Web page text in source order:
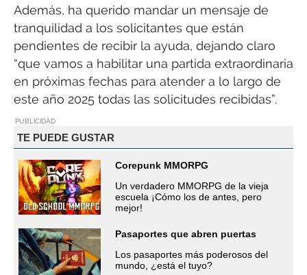
Además, ha querido mandar un mensaje de
tranquilidad a los solicitantes que están
pendientes de recibir la ayuda, dejando claro
“que vamos a habilitar una partida extraordinaria
en próximas fechas para atender a lo largo de
este año 2025 todas las solicitudes recibidas”.
PUBLICIDAD
TE PUEDE GUSTAR
Corepunk MMORPG
Un verdadero MMORPG de la vieja
escuela ¡Cómo los de antes, pero
mejor!
Pasaportes que abren puertas
Los pasaportes más poderosos del
mundo, ¿está el tuyo?